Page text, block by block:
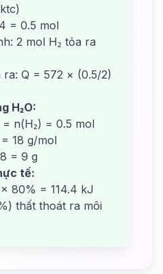
= 0.5 mol
2 mol H₂ tỏa ra
Q = 572 × (0.5/2)
H₂O:
= n(H₂) = 0.5 mol
18 g/mol
= 9 g
tế:
80% = 114.4 kJ
thất thoát ra môi